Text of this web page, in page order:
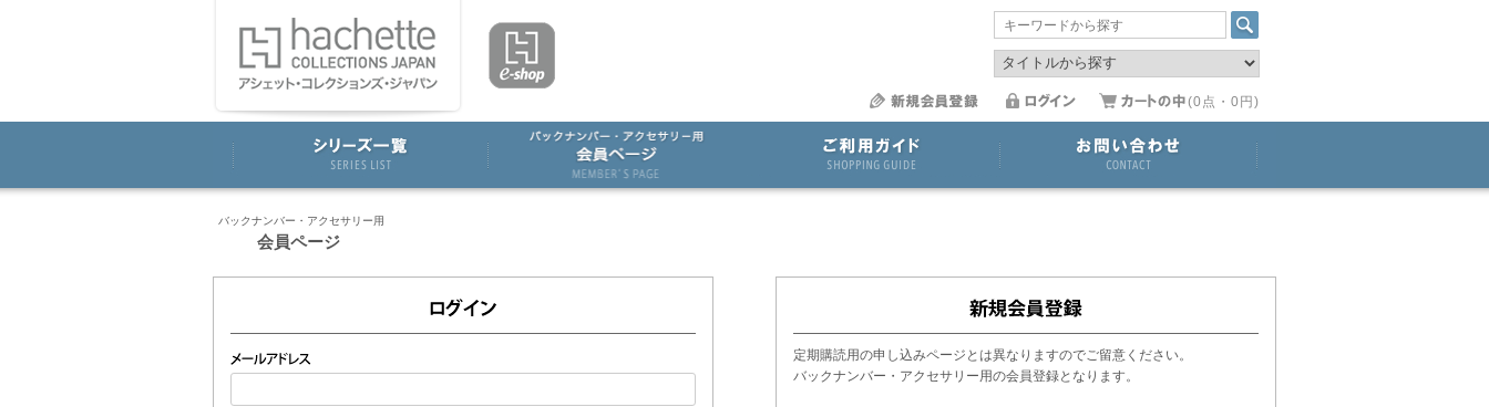
(0点・0円)
バックナンバー・アクセサリー用
会員ページ
定期購読用の申し込みページとは異なりますのでご留意ください。
バックナンバー・アクセサリー用の会員登録となります。